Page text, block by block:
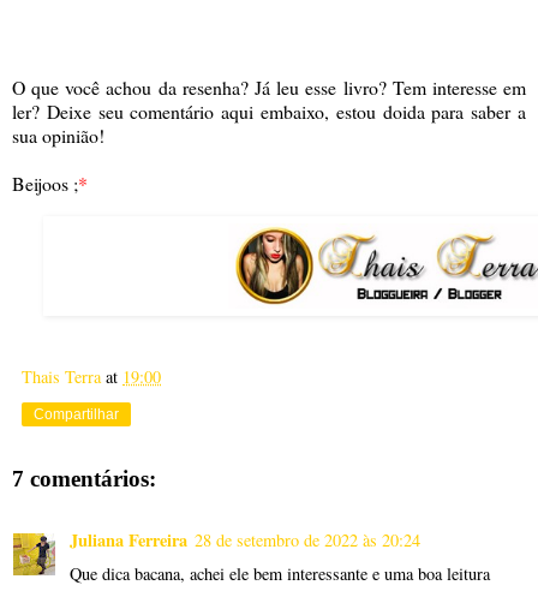
O que você achou da resenha? Já leu esse livro? Tem interesse em
ler? Deixe seu comentário aqui embaixo, estou doida para saber a
sua opinião!
Beijoos ;*
Thais Terra at 19:00
Compartilhar
7 comentários:
Juliana Ferreira 28 de setembro de 2022 às 20:24
Que dica bacana, achei ele bem interessante e uma boa leitura